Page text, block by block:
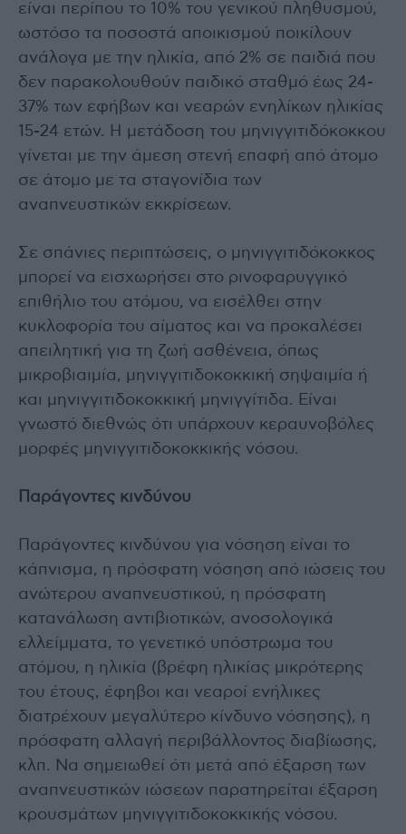
είναι περίπου το 10% του γενικού πληθυσμού,
ωστόσο τα ποσοστά αποικισμού ποικίλουν
ανάλογα με την ηλικία, από 2% σε παιδιά που
δεν παρακολουθούν παιδικό σταθμό έως 24-
37% των εφήβων και νεαρών ενηλίκων ηλικίας
15-24 ετών. Η μετάδοση του μηνιγγιτιδόκοκκου
γίνεται με την άμεση στενή επαφή από άτομο
σε άτομο με τα σταγονίδια των
αναπνευστικών εκκρίσεων.
Σε σπάνιες περιπτώσεις, ο μηνιγγιτιδόκοκκος
μπορεί να εισχωρήσει στο ρινοφαρυγγικό
επιθήλιο του ατόμου, να εισέλθει στην
κυκλοφορία του αίματος και να προκαλέσει
απειλητική για τη ζωή ασθένεια, όπως
μικροβιαιμία, μηνιγγιτιδοκοκκική σηψαιμία ή
και μηνιγγιτιδοκοκκική μηνιγγίτιδα. Είναι
γνωστό διεθνώς ότι υπάρχουν κεραυνοβόλες
μορφές μηνιγγιτιδοκοκκικής νόσου.
Παράγοντες κινδύνου
Παράγοντες κινδύνου για νόσηση είναι το
κάπνισμα, η πρόσφατη νόσηση από ιώσεις του
ανώτερου αναπνευστικού, η πρόσφατη
κατανάλωση αντιβιοτικών, ανοσολογικά
ελλείμματα, το γενετικό υπόστρωμα του
ατόμου, η ηλικία (βρέφη ηλικίας μικρότερης
του έτους, έφηβοι και νεαροί ενήλικες
διατρέχουν μεγαλύτερο κίνδυνο νόσησης), η
πρόσφατη αλλαγή περιβάλλοντος διαβίωσης,
κλπ. Να σημειωθεί ότι μετά από έξαρση των
αναπνευστικών ιώσεων παρατηρείται έξαρση
κρουσμάτων μηνιγγιτιδοκοκκικής νόσου.